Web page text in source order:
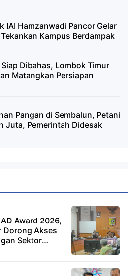
IAI Hamzanwadi Pancor Gelar
Kampus Berdampak
Dibahas, Lombok Timur
Matangkan Persiapan
Pangan di Sembalun, Petani
Juta, Pemerintah Didesak
Award 2026,
Dorong Akses
Sektor